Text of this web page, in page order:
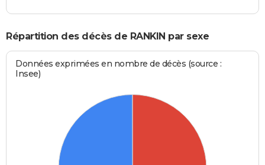
Répartition des décès de RANKIN par sexe
Données exprimées en nombre de décès (source :
Insee)